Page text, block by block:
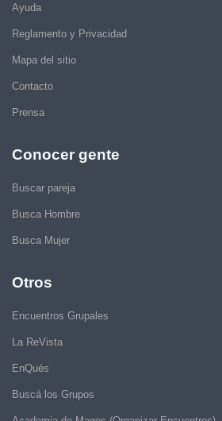
Ayuda
Reglamento y Privacidad
Mapa del sitio
Contacto
Prensa
Conocer gente
Buscar pareja
Busca Hombre
Busca Mujer
Otros
Encuentros Grupales
La ReVista
EnQués
Buscá los Grupos